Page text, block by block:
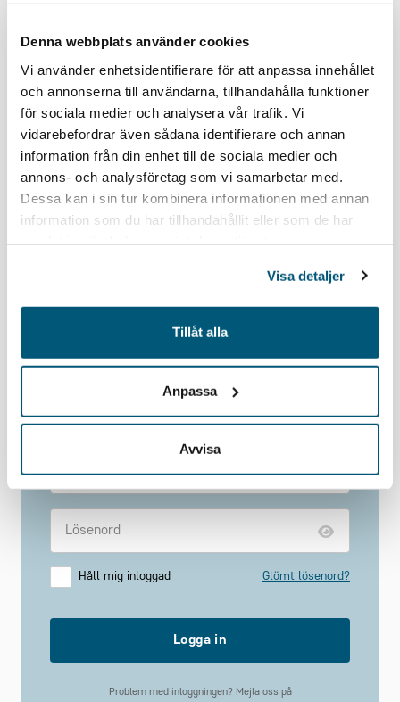
Denna webbplats använder cookies
Vi använder enhetsidentifierare för att anpassa innehållet
och annonserna till användarna, tillhandahålla funktioner
för sociala medier och analysera vår trafik. Vi
vidarebefordrar även sådana identifierare och annan
information från din enhet till de sociala medier och
annons- och analysföretag som vi samarbetar med.
Dessa kan i sin tur kombinera informationen med annan
information som du har tillhandahållit eller som de har
Visa detaljer
Tillåt alla
Anpassa
Avvisa
Som medlem får du ta del av
medlemsexklusivt innehåll
Vi ger dig ett effektivt stöd som chef.
Tillsammans bygger vi din kunskap.
Ta del av branschanpassade kollektivavtal som
Saknar du ett webbkonto?Registrera här
Håll mig inloggad Glömt lösenord?
Logga in
Problem med inloggningen? Mejla oss på